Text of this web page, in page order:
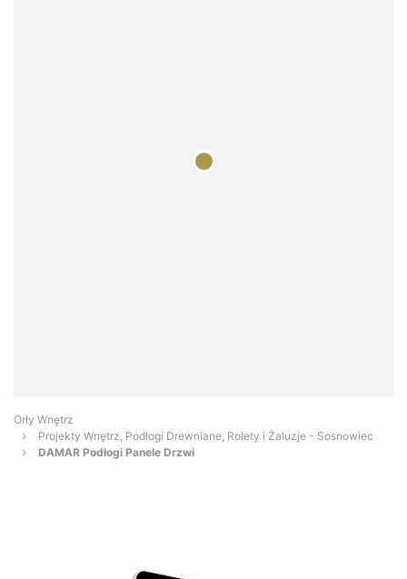
Orły Wnętrz
Projekty Wnętrz, Podłogi Drewniane, Rolety i Żaluzje - Sosnowiec
DAMAR Podłogi Panele Drzwi